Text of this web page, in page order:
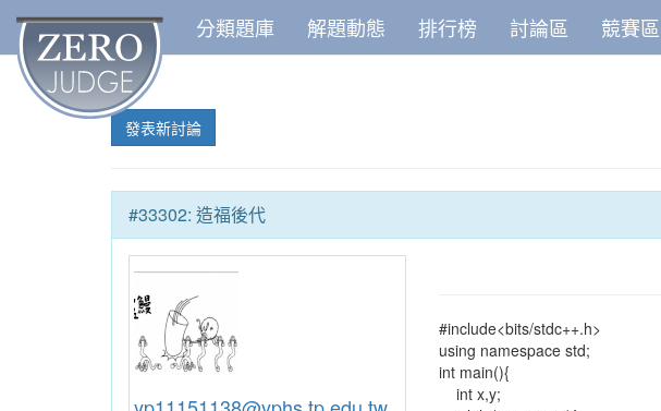
分類題庫 解題動態 排行榜 討論區 競賽區
發表新討論
#33302: 造福後代
#include<bits/stdc++.h>
using namespace std;
int main(){
int x,y;